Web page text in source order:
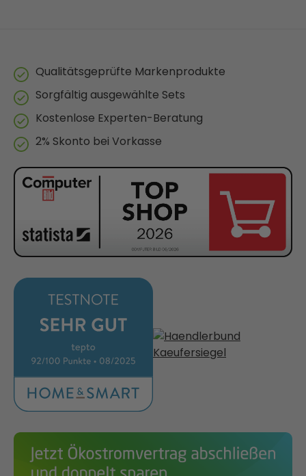
Qualitätsgeprüfte Markenprodukte
Sorgfältig ausgewählte Sets
Kostenlose Experten-Beratung
2% Skonto bei Vorkasse